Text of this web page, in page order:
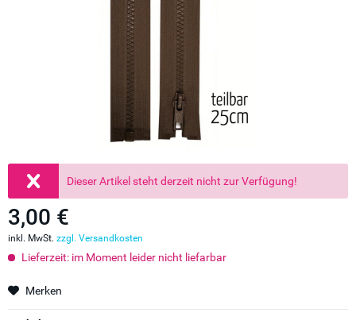
Dieser Artikel steht derzeit nicht zur Verfügung!
3,00 €
inkl. MwSt. zzgl. Versandkosten
Lieferzeit: im Moment leider nicht liefarbar
Merken